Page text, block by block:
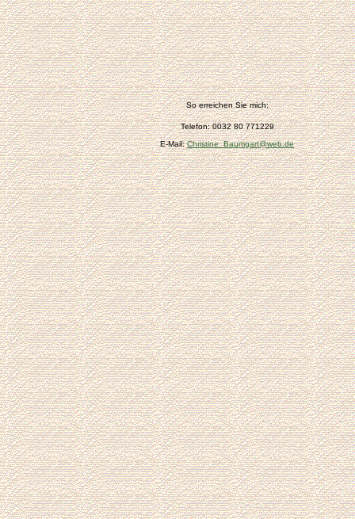
So erreichen Sie mich:
Telefon: 0032 80 771229
E-Mail:Christine_Baumgart@web.de